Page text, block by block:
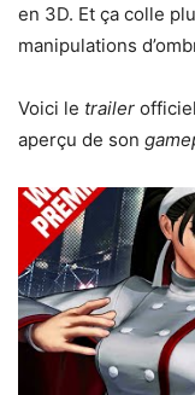
en 3D. Et ça colle
manipulations
Voici le trailer
aperçu de son